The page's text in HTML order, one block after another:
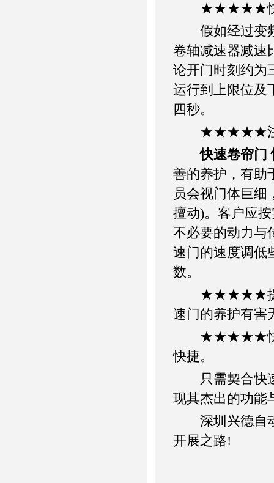
★★★★★快速
假如经过变频
卷轴减速器减速
论开门时刻约为
运行到上限位及
四秒。
★★★★★注
快速卷帘门
善的养护，有助
员会视门体巨细
擅动)。客户应
不必要的动力与
速门的速度调低
数。
★★★★★提示：
速门的养护有害
★★★★★快速卷
快捷。
只需契合快速
现其杰出的功能
深圳兴德自动
开展之路!